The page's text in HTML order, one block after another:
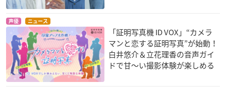
声優 ニュース
「証明写真機 ID VOX」“カメラ
マンと恋する証明写真”が始動！
白井悠介＆立花理香の音声ガイ
ドで甘～い撮影体験が楽しめる